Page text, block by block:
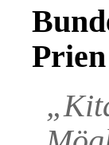
Prien